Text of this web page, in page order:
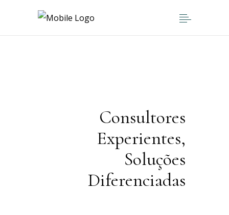
Consultores
Experientes,
Soluções
Diferenciadas